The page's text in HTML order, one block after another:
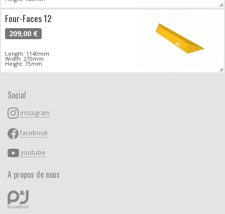
Four-Faces 12
209,00 €
Length: 1140mm
Width: 270mm
Height: 75mm
Social
instagram
facebook
youtube
A propos de nous